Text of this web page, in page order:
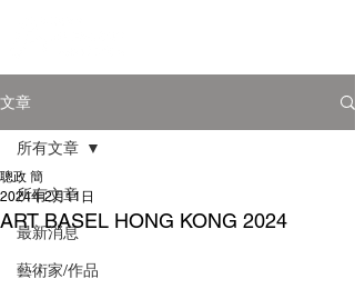
文章
所有文章
最新消息
藝術家/作品
所有文章
ART BASEL HONG KONG 2024
聰政 簡
2024年2月11日